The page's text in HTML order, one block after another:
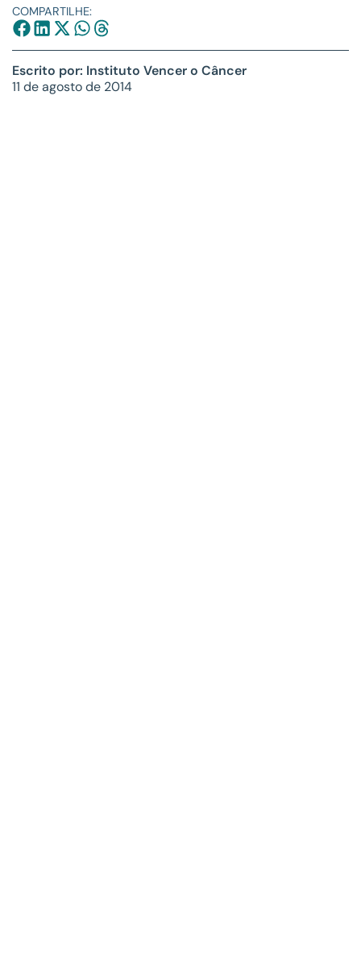
COMPARTILHE:
Escrito por: Instituto Vencer o Câncer
11 de agosto de 2014